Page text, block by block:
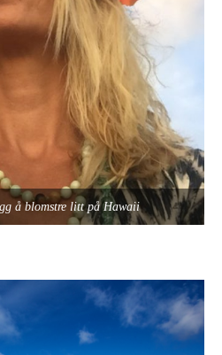
å blomstre litt på Hawaii